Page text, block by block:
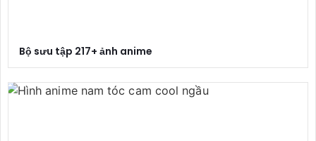
Bộ sưu tập 217+ ảnh anime